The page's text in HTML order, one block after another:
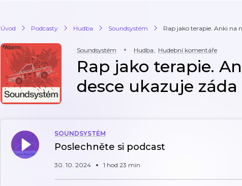
Úvod Podcasty Hudba Soundsystém Rap jako terapie. Anki na
Soundsystém Hudba, Hudební komentáře
Rap jako terapie.
desce ukazuje
SOUNDSYSTÉM
Poslechněte si podcast
30. 10. 2024 1 hod 23 min